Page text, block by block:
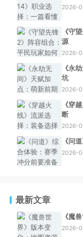
2026-
《守
源
2026-
《永
坑
2026-
《穿
断
2026-
《问
2026-
最新文章
《魔
2026-